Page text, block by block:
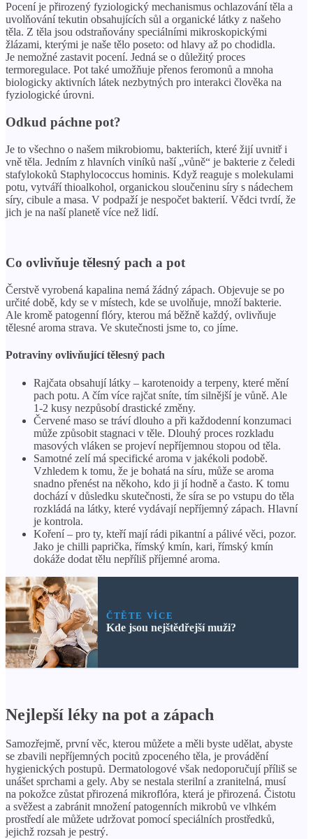
Pocení je přirozený fyziologický mechanismus ochlazování těla a
uvolňování tekutin obsahujících sůl a organické látky z našeho
těla. Z těla jsou odstraňovány speciálními mikroskopickými
žlázami, kterými je naše tělo poseto: od hlavy až po chodidla.
Je nemožné zastavit pocení. Jedná se o důležitý proces
termoregulace. Pot také umožňuje přenos feromonů a mnoha
biologicky aktivních látek nezbytných pro interakci člověka na
fyziologické úrovni.
Odkud páchne pot?
Je to všechno o našem mikrobiomu, bakteriích, které žijí uvnitř i
vně těla. Jedním z hlavních viníků naší „vůně“ je bakterie z čeledi
stafylokoků Staphylococcus hominis. Když reaguje s molekulami
potu, vytváří thioalkohol, organickou sloučeninu síry s nádechem
síry, cibule a masa. V podpaží je nespočet bakterií. Vědci tvrdí, že
jich je na naší planetě více než lidí.
Co ovlivňuje tělesný pach a pot
Čerstvě vyrobená kapalina nemá žádný zápach. Objevuje se po
určité době, kdy se v místech, kde se uvolňuje, množí bakterie.
Ale kromě patogenní flóry, kterou má běžně každý, ovlivňuje
tělesné aroma strava. Ve skutečnosti jsme to, co jíme.
Potraviny ovlivňující tělesný pach
Rajčata obsahují látky – karotenoidy a terpeny, které mění
pach potu. A čím více rajčat sníte, tím silnější je vůně. Ale
1-2 kusy nezpůsobí drastické změny.
Červené maso se tráví dlouho a při každodenní konzumaci
může způsobit stagnaci v těle. Dlouhý proces rozkladu
masových vláken se projeví nepříjemnou stopou od těla.
Samotné zelí má specifické aroma v jakékoli podobě.
Vzhledem k tomu, že je bohatá na síru, může se aroma
snadno přenést na někoho, kdo ji jí hodně a často. K tomu
dochází v důsledku skutečnosti, že síra se po vstupu do těla
rozkládá na látky, které vydávají nepříjemný zápach. Hlavní
je kontrola.
Koření – pro ty, kteří mají rádi pikantní a pálivé věci, pozor.
Jako je chilli paprička, římský kmín, kari, římský kmín
dokáže dodat tělu nepříliš příjemné aroma.
ČTĚTE VÍCE
Kde jsou nejštědřejší muži?
Nejlepší léky na pot a zápach
Samozřejmě, první věc, kterou můžete a měli byste udělat, abyste
se zbavili nepříjemných pocitů zpoceného těla, je provádění
hygienických postupů. Dermatologové však nedoporučují příliš se
unášet sprchami a gely. Aby se nestala sterilní a zranitelná, musí
na pokožce zůstat přirozená mikroflóra, která je přirozená. Čistotu
a svěžest a zabránit množení patogenních mikrobů ve vlhkém
prostředí ale můžete udržovat pomocí speciálních prostředků,
jejichž rozsah je pestrý.